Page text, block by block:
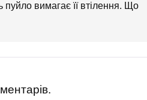
вимагає її втілення. Що